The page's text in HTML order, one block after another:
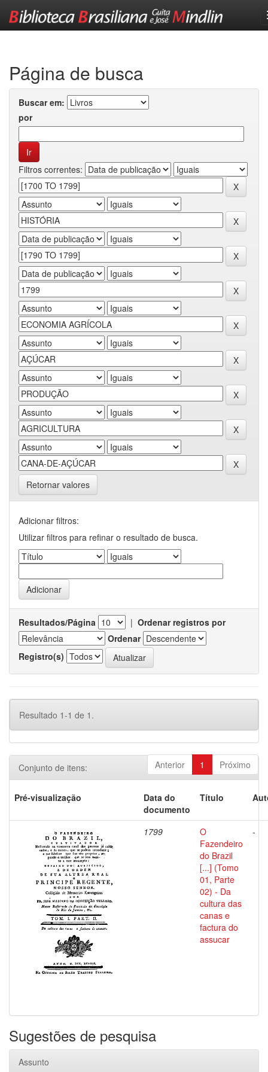
Página de busca
Buscar em:
por
Filtros correntes:
Retornar valores
Adicionar filtros:
Utilizar filtros para refinar o resultado de busca.
Resultados/Página | Ordenar registros por
Ordenar
Registro(s)
Resultado 1-1 de 1.
Anterior 1 Próximo
Conjunto de itens:
Pré-visualização
Data do
documento
Título
1799
O
Fazendeiro
do Brazil
[...] (Tomo
01, Parte
02) - Da
cultura das
canas e
factura do
assucar
-
Sugestões de pesquisa
Assunto